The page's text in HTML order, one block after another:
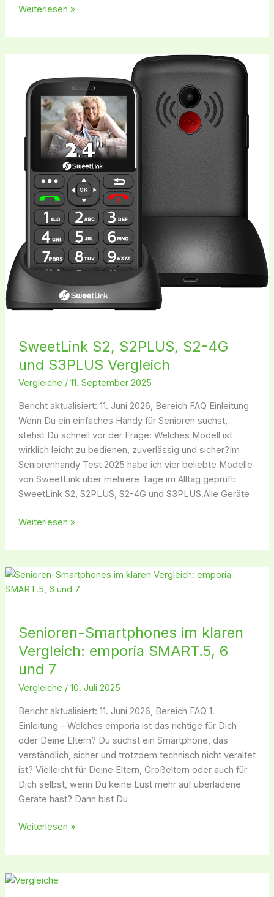
Weiterlesen »
SweetLink S2, S2PLUS, S2-4G
und S3PLUS Vergleich
Vergleiche / 11. September 2025
Bericht aktualisiert: 11. Juni 2026, Bereich FAQ Einleitung
Wenn Du ein einfaches Handy für Senioren suchst,
stehst Du schnell vor der Frage: Welches Modell ist
wirklich leicht zu bedienen, zuverlässig und sicher?Im
Seniorenhandy Test 2025 habe ich vier beliebte Modelle
von SweetLink über mehrere Tage im Alltag geprüft:
SweetLink S2, S2PLUS, S2-4G und S3PLUS.Alle Geräte
S2PLUS,
und
S3PLUS
Weiterlesen »
Senioren-Smartphones im klaren
Vergleich: emporia SMART.5, 6
und 7
Vergleiche / 10. Juli 2025
Bericht aktualisiert: 11. Juni 2026, Bereich FAQ 1.
Einleitung – Welches emporia ist das richtige für Dich
oder Deine Eltern? Du suchst ein Smartphone, das
verständlich, sicher und trotzdem technisch nicht veraltet
ist? Vielleicht für Deine Eltern, Großeltern oder auch für
Dich selbst, wenn Du keine Lust mehr auf überladene
Geräte hast? Dann bist Du
Senioren-
Smartphones
Vergleich:
emporia
SMART.5,
6
und
7
Weiterlesen »
Vergleiche